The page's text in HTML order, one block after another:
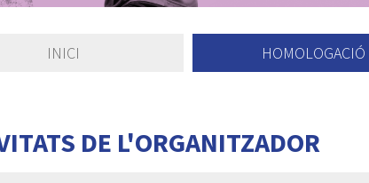
INICI HOMOLOGACIÓ
DE L'ORGANITZADOR